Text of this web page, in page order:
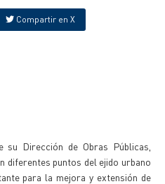
Compartir en X
su Dirección de Obras Públicas,
diferentes puntos del ejido urbano
para la mejora y extensión de